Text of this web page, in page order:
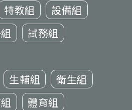
特教組
設備組
試務組
生輔組
衛生組
體育組